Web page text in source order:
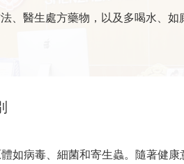
醫生處方藥物，以及多喝水、如
如病毒、細菌和寄生蟲。隨著健康